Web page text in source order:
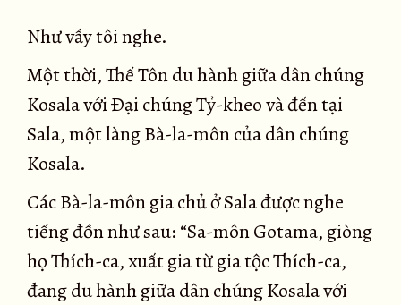
Như vầy tôi nghe.
Một thời, Thế Tôn du hành giữa dân chúng
Kosala với Ðại chúng Tỷ-kheo và đến tại
Sala, một làng Bà-la-môn của dân chúng
Kosala.
Các Bà-la-môn gia chủ ở Sala được nghe
tiếng đồn như sau: “Sa-môn Gotama, giòng
họ Thích-ca, xuất gia từ gia tộc Thích-ca,
đang du hành giữa dân chúng Kosala với